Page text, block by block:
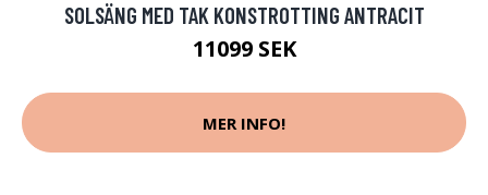
SOLSÄNG MED TAK KONSTROTTING ANTRACIT
11099 SEK
MER INFO!